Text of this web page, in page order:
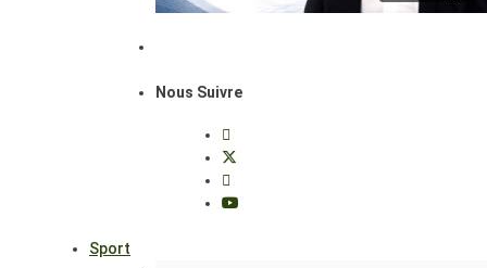
Nous Suivre
Sport